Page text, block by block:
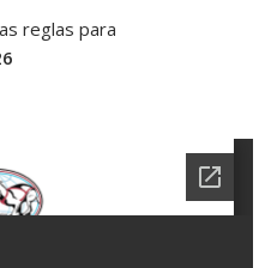
reglas para